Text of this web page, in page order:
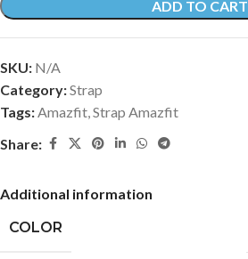
ADD TO CART
SKU: N/A
Category:Strap
Tags:Amazfit,Strap Amazfit
Share:
Additional information
COLOR